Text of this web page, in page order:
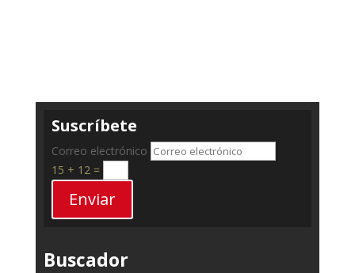
Suscríbete
Correo electrónico
15 + 12=
Enviar
Buscador